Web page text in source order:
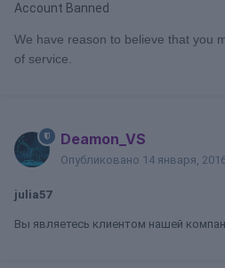
Account Banned
We have reason to believe that you
of service.
Deamon_VS
Опубликовано 14 января,
julia57
Вы являетесь клиентом нашей